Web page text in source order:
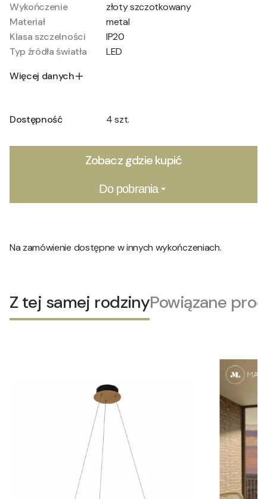
Wykończenie
złoty szczotkowany
Materiał
metal
Klasa szczelności
IP20
Typ źródła światła
LED
Więcej danych
Dostępność 4 szt.
Zobacz gdzie kupić
Do pobrania
Na zamówienie dostępne w innych wykończeniach.
Z tej samej rodzinyPowiązane